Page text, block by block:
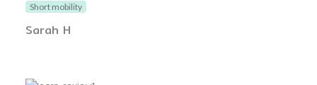
Sarah H
Short mobility